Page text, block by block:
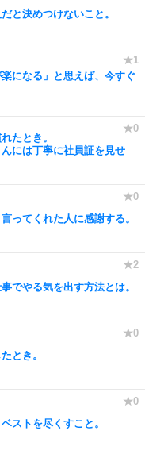
と決めつけないこと。
になる」と思えば、今すぐ
たとき。
には丁寧に社員証を見せ
ってくれた人に感謝する。
でやる気を出す方法とは。
とき。
ストを尽くすこと。